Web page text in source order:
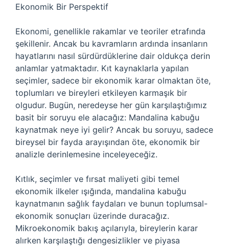
Ekonomik Bir Perspektif
Ekonomi, genellikle rakamlar ve teoriler etrafında
şekillenir. Ancak bu kavramların ardında insanların
hayatlarını nasıl sürdürdüklerine dair oldukça derin
anlamlar yatmaktadır. Kıt kaynaklarla yapılan
seçimler, sadece bir ekonomik karar olmaktan öte,
toplumları ve bireyleri etkileyen karmaşık bir
olgudur. Bugün, neredeyse her gün karşılaştığımız
basit bir soruyu ele alacağız: Mandalina kabuğu
kaynatmak neye iyi gelir? Ancak bu soruyu, sadece
bireysel bir fayda arayışından öte, ekonomik bir
analizle derinlemesine inceleyeceğiz.
Kıtlık, seçimler ve fırsat maliyeti gibi temel
ekonomik ilkeler ışığında, mandalina kabuğu
kaynatmanın sağlık faydaları ve bunun toplumsal-
ekonomik sonuçları üzerinde duracağız.
Mikroekonomik bakış açılarıyla, bireylerin karar
alırken karşılaştığı dengesizlikler ve piyasa